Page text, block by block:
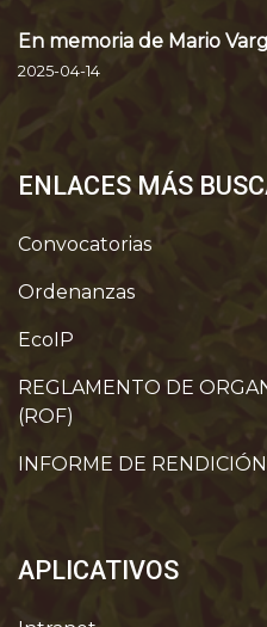
En memoria de Mario
2025-04-14
ENLACES MÁS
Convocatorias
Ordenanzas
EcoIP
REGLAMENTO DE
(ROF)
INFORME DE
APLICATIVOS